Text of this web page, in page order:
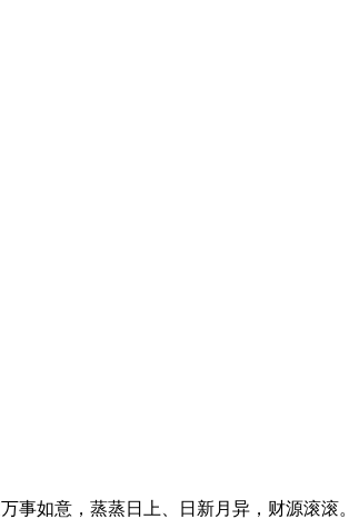
事如意，蒸蒸日上、日新月异，财源滚滚。